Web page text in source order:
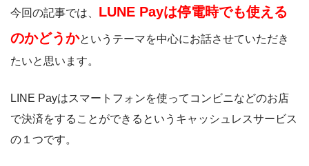
今回の記事では、 LUNE Payは停電時でも使える
のかどうかというテーマを中心にお話させていただき
たいと思います。
LINE Payはスマートフォンを使ってコンビニなどのお店
で決済をすることができるというキャッシュレスサービス
の１つです。